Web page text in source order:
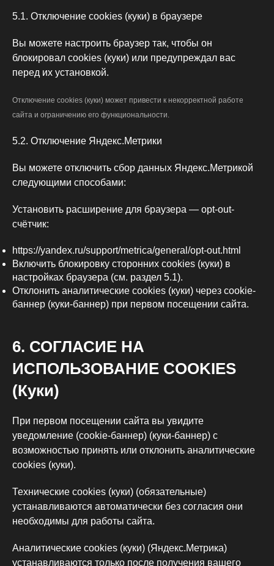
5.1. Отключение cookies (куки) в браузере
Вы можете настроить браузер так, чтобы он
блокировал cookies (куки) или предупреждал вас
перед их установкой.
Отключение cookies (куки) может привести к некорректной работе
сайта и ограничению его функциональности.
5.2. Отключение Яндекс.Метрики
Вы можете отключить сбор данных Яндекс.Метрикой
следующими способами:
Установить расширение для браузера — opt-out-
счётчик:
https://yandex.ru/support/metrica/general/opt-out.html
Включить блокировку сторонних cookies (куки) в
настройках браузера (см. раздел 5.1).
Отклонить аналитические cookies (куки) через cookie-
баннер (куки-баннер) при первом посещении сайта.
6. СОГЛАСИЕ НА
ИСПОЛЬЗОВАНИЕ COOKIES
(Куки)
При первом посещении сайта вы увидите
уведомление (cookie-баннер) (куки-баннер) с
возможностью принять или отклонить аналитические
cookies (куки).
Технические cookies (куки) (обязательные)
устанавливаются автоматически без согласия они
необходимы для работы сайта.
Аналитические cookies (куки) (Яндекс.Метрика)
устанавливаются только после получения вашего